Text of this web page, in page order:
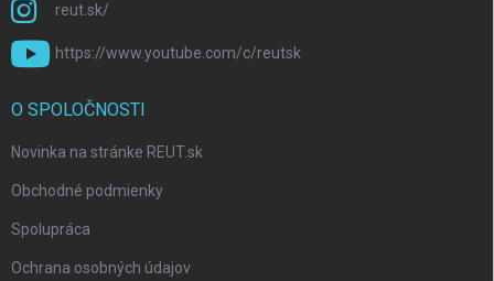
reut.sk/
https://www.youtube.com/c/reutsk
O SPOLOČNOSTI
Novinka na stránke REUT.sk
Obchodné podmienky
Spolupráca
Ochrana osobných údajov